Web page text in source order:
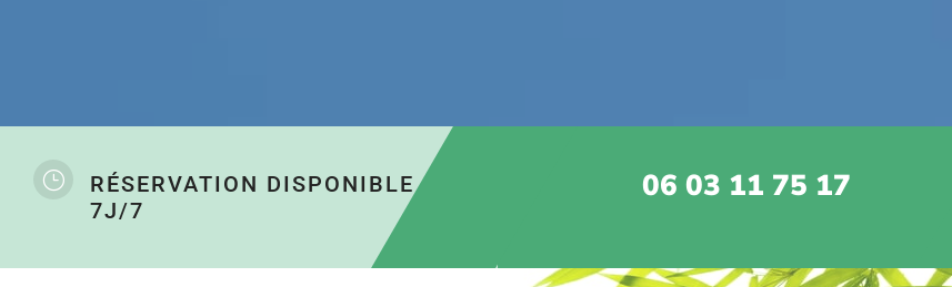
}
RÉSERVATION DISPONIBLE
7J/7
06 03 11 75 17